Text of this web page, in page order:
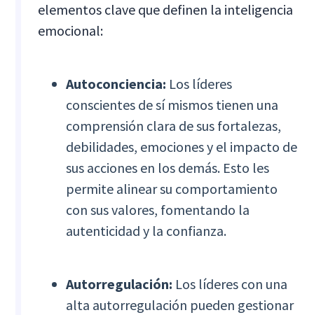
elementos clave que definen la inteligencia
emocional:
Autoconciencia: Los líderes
conscientes de sí mismos tienen una
comprensión clara de sus fortalezas,
debilidades, emociones y el impacto de
sus acciones en los demás. Esto les
permite alinear su comportamiento
con sus valores, fomentando la
autenticidad y la confianza.
Autorregulación: Los líderes con una
alta autorregulación pueden gestionar